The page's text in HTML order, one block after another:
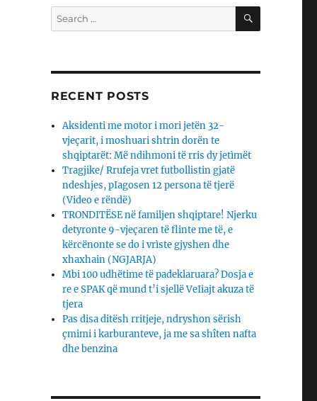
Search
for:
SEARCH
RECENT POSTS
Aksidenti me motor i mori jetën 32-
vjeçarit, i moshuari shtrin dorën te
shqiptarët: Më ndihmoni të rris dy jetìmët
Tragjike/ Rrufeja vret futbollistin gjatë
ndeshjes, pIagosen 12 persona të tjerë
(Video e rëndë)
TRONDITËSE në familjen shqiptare! Njerku
detyronte 9-vjeçaren të flinte me të, e
kërcënonte se do i vrìste gjyshen dhe
xhaxhain (NGJARJA)
Mbi 100 udhëtime të padeklaruara? Dosja e
re e SPAK që mund t’i sjellë VeIiajt akuza të
tjera
Pas disa ditësh rritjeje, ndryshon sërish
çmimi i karburanteve, ja me sa shîten nafta
dhe benzina